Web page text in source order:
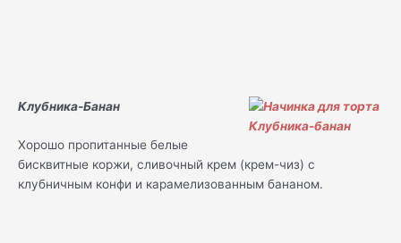
Клубника-Банан
Хорошо пропитанные белые
бисквитные коржи, сливочный крем (крем-чиз) с
клубничным конфи и карамелизованным бананом.